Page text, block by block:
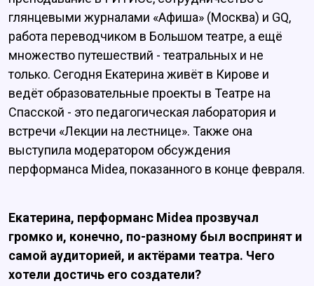
глянцевыми журналами «Афиша» (Москва) и GQ,
работа переводчиком в Большом театре, а ещё
множество путешествий - театральных и не
только. Сегодня Екатерина живёт в Кирове и
ведёт образовательные проекты в Театре на
Спасской - это педагогическая лаборатория и
встречи «Лекции на лестнице». Также она
выступила модератором обсуждения
перформанса Midea, показанного в конце февраля.
Екатерина, перформанс Midea прозвучал
громко и, конечно, по-разному был воспринят и
самой аудиторией, и актёрами театра. Чего
хотели достичь его создатели?